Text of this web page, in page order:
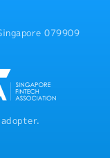
079909